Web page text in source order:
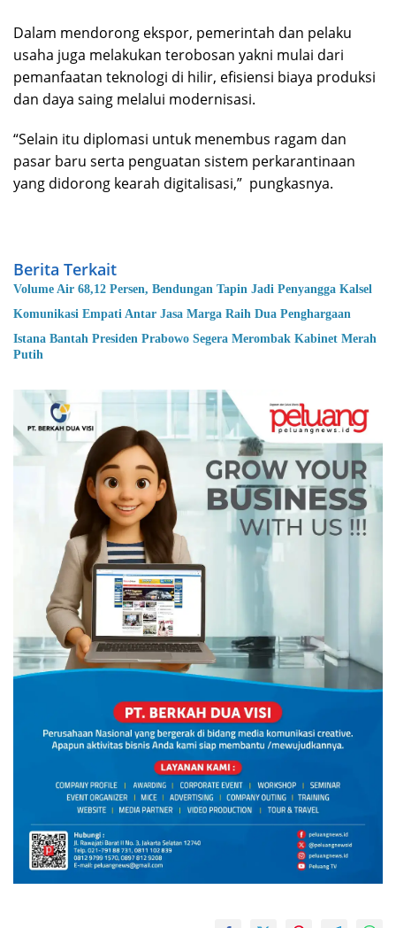
Dalam mendorong ekspor, pemerintah dan pelaku
usaha juga melakukan terobosan yakni mulai dari
pemanfaatan teknologi di hilir, efisiensi biaya produksi
dan daya saing melalui modernisasi.
“Selain itu diplomasi untuk menembus ragam dan
pasar baru serta penguatan sistem perkarantinaan
yang didorong kearah digitalisasi,” pungkasnya.
Berita Terkait
Volume Air 68,12 Persen, Bendungan Tapin Jadi Penyangga Kalsel
Komunikasi Empati Antar Jasa Marga Raih Dua Penghargaan
Istana Bantah Presiden Prabowo Segera Merombak Kabinet Merah
Putih